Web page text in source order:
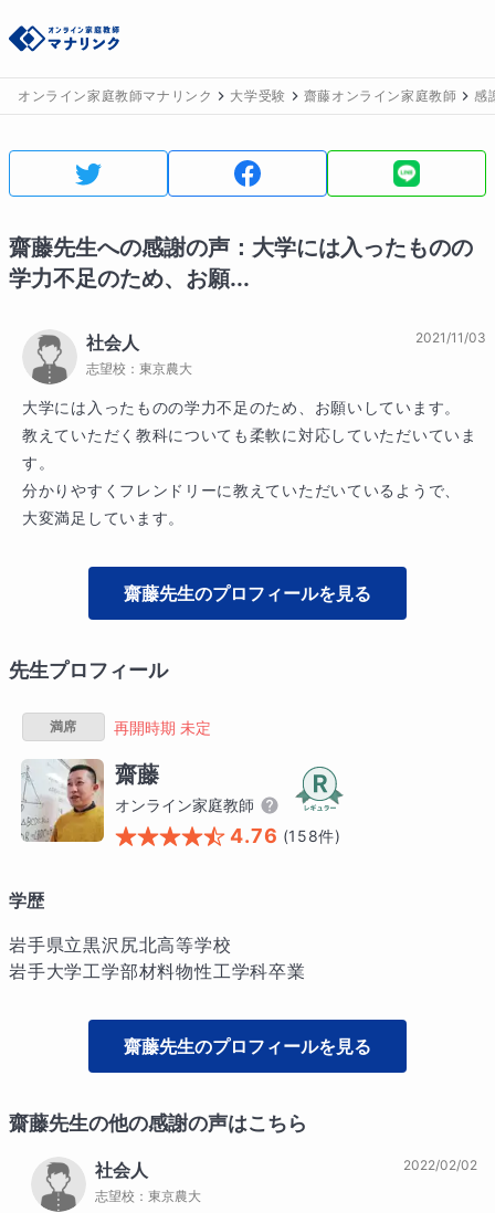
オンライン家庭教師マナリンク 大学受験 齋藤オンライン家庭教師 感
齋藤先生への感謝の声： 大学には入ったものの
学力不足のため、お願...
社会人
志望校： 東京農大
2021/11/03
大学には入ったものの学力不足のため、お願いしています。
教えていただく教科についても柔軟に対応していただいていま
す。
分かりやすくフレンドリーに教えていただいているようで、
大変満足しています。
齋藤先生のプロフィールを見る
先生プロフィール
満席 再開時期 未定
齋藤
オンライン家庭教師
4.76 (158件)
学歴
岩手県立黒沢尻北高等学校
岩手大学工学部材料物性工学科卒業
齋藤先生のプロフィールを見る
齋藤先生の他の感謝の声はこちら
社会人
志望校： 東京農大
2022/02/02